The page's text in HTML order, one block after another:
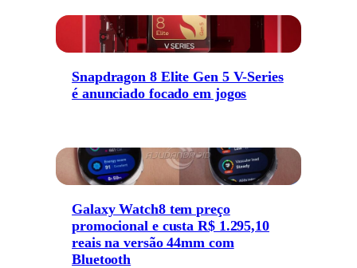
Snapdragon 8 Elite Gen 5 V-Series
é anunciado focado em jogos
Galaxy Watch8 tem preço
promocional e custa R$ 1.295,10
reais na versão 44mm com
Bluetooth